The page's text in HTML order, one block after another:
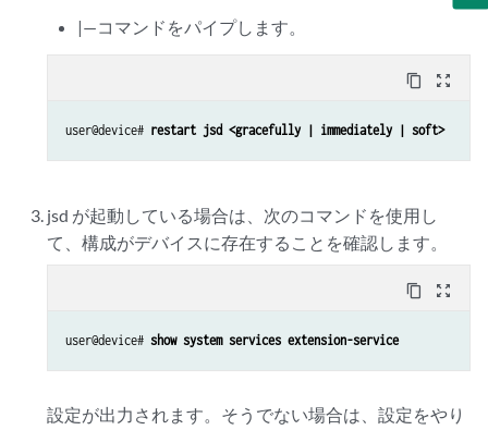
|—コマンドをパイプします。
content_copy zoom_out_map
user@device# restart jsd <gracefully | immediately | soft>
jsd が起動している場合は、次のコマンドを使用し
て、構成がデバイスに存在することを確認します。
content_copy zoom_out_map
user@device# show system services extension-service
設定が出力されます。そうでない場合は、設定をやり